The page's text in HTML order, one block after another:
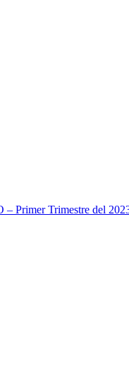
Primer Trimestre del